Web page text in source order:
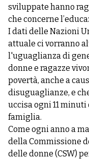
sviluppate hanno
che concerne
I dati delle Nazioni
attuale ci vorranno
l'uguaglianza di
donne e ragazze
povertà, anche a
disuguaglianze, e
uccisa ogni 11
famiglia.
Come ogni anno a
della Commissione
delle donne (CSW)